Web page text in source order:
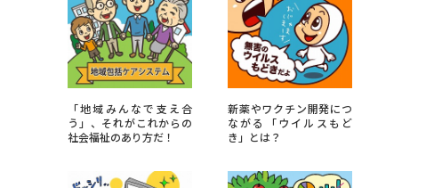
留学・進学関連、塾・予備校
案内」の請求
高等学校卒業程度認定試験
員資格認定試験
「地域みんなで支え合
う」、それがこれからの
社会福祉のあり方だ！
新薬やワクチン開発につ
ながる「ウイルスもど
き」とは？